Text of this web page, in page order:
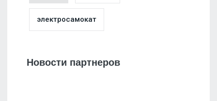
электросамокат
Новости партнеров